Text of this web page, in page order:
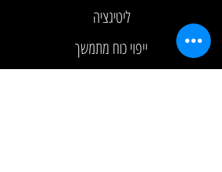
ליטיגציה
ייפוי כוח מתמשך
צוואות וירושות